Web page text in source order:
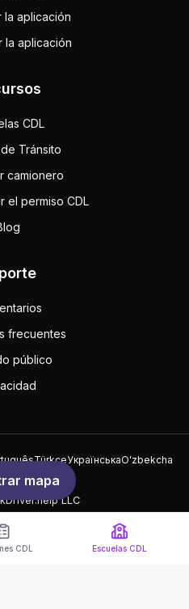
mapa
la aplicación
la aplicación
CDL
Tránsito
camionero
el permiso CDL
frecuentes
público
TürkçeУкраїнськаOʻzbekcha
LLC
empresa y no está relacionada
gubernamentales.
CDL Escuelas CDL